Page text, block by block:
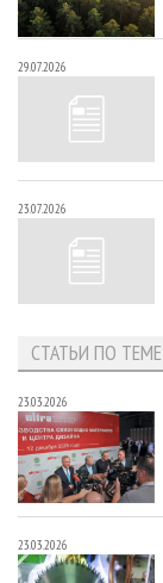
29.07.2026
23.07.2026
СТАТЬИ ПО ТЕМЕ
23.03.2026
23.03.2026